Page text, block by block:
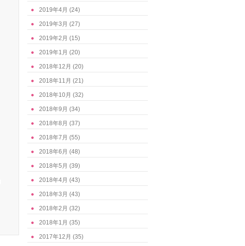
2019年4月 (24)
2019年3月 (27)
2019年2月 (15)
2019年1月 (20)
2018年12月 (20)
2018年11月 (21)
2018年10月 (32)
2018年9月 (34)
2018年8月 (37)
2018年7月 (55)
2018年6月 (48)
2018年5月 (39)
2018年4月 (43)
2018年3月 (43)
2018年2月 (32)
2018年1月 (35)
2017年12月 (35)